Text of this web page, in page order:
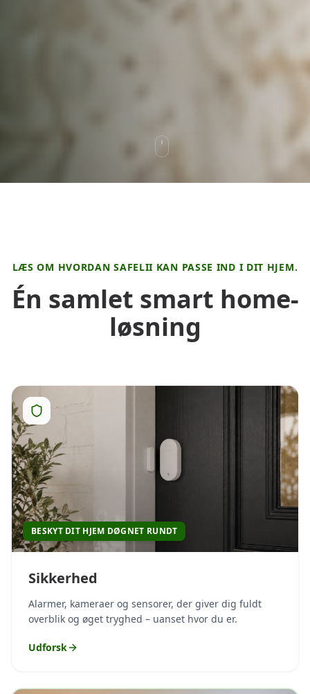
LÆS OM HVORDAN SAFELII KAN PASSE IND I DIT HJEM.
Én samlet smart home-
løsning
BESKYT DIT HJEM DØGNET RUNDT
Sikkerhed
Alarmer, kameraer og sensorer, der giver dig fuldt
overblik og øget tryghed – uanset hvor du er.
Udforsk